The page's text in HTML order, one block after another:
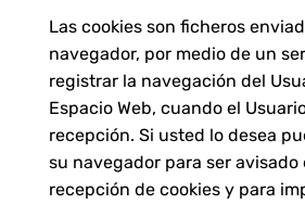
Las cookies son ficheros
navegador, por medio de un
registrar la navegación del
Espacio Web, cuando el
recepción. Si usted lo desea
su navegador para ser avisado
recepción de cookies y para